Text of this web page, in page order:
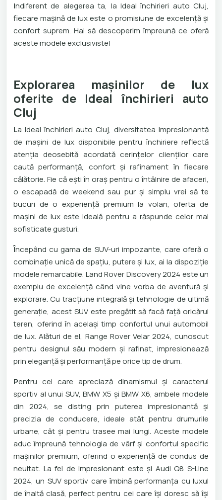
Indiferent de alegerea ta, la Ideal închirieri auto Cluj,
fiecare mașină de lux este o promisiune de excelență și
confort suprem. Hai să descoperim împreună ce oferă
aceste modele exclusiviste!
Explorarea mașinilor de lux
oferite de Ideal închirieri auto
Cluj
La Ideal închirieri auto Cluj, diversitatea impresionantă
de mașini de lux disponibile pentru închiriere reflectă
atenția deosebită acordată cerințelor clienților care
caută performanță, confort și rafinament în fiecare
călătorie. Fie că ești în oraș pentru o întâlnire de afaceri,
o escapadă de weekend sau pur și simplu vrei să te
bucuri de o experiență premium la volan, oferta de
mașini de lux este ideală pentru a răspunde celor mai
sofisticate gusturi.
Începând cu gama de SUV-uri impozante, care oferă o
combinație unică de spațiu, putere și lux, ai la dispoziție
modele remarcabile. Land Rover Discovery 2024 este un
exemplu de excelență când vine vorba de aventură și
explorare. Cu tracțiune integrală și tehnologie de ultimă
generație, acest SUV este pregătit să facă față oricărui
teren, oferind în același timp confortul unui automobil
de lux. Alături de el, Range Rover Velar 2024, cunoscut
pentru designul său modern și rafinat, impresionează
prin eleganță și performanță pe orice tip de drum.
Pentru cei care apreciază dinamismul și caracterul
sportiv al unui SUV, BMW X5 și BMW X6, ambele modele
din 2024, se disting prin puterea impresionantă și
precizia de conducere, ideale atât pentru drumurile
urbane, cât și pentru trasee mai lungi. Aceste modele
aduc împreună tehnologia de vârf și confortul specific
mașinilor premium, oferind o experiență de condus de
neuitat. La fel de impresionant este și Audi Q8 S-Line
2024, un SUV sportiv care îmbină performanța cu luxul
de înaltă clasă, perfect pentru cei care își doresc să își